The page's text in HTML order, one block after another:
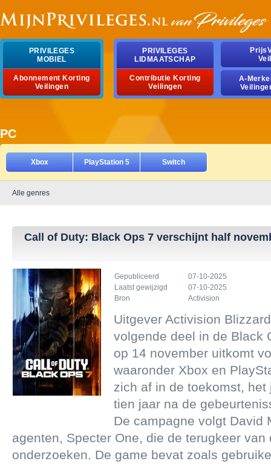
PRIVILEGES
MOBIEL
Abonnement Korting
Veilingen
PRIVILEGES
LIDMAATSCHAP
Contributie Korting
Veilingen
A-
PC
Xbox PlayStation 5 Switch
Alle genres
Call of Duty: Black Ops 7 verschijnt half
Gepubliceerd
07-10-2025
Laatst gewijzigd
07-10-2025
Bron
Activision
Uitgever Activision
volgende deel in de Black
op 14 november uitkomt
waaronder Xbox en
zich af in de toekomst,
tien jaar na de
De campagne volgt David
agenten, Specter One, die de terugkeer
onderzoeken. De game bevat zoals